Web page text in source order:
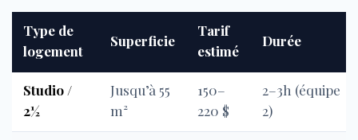
Type de
logement
Superficie
Tarif
estimé
Durée
Studio /
2½
Jusqu’à 55
m²
150–
220 $
2–3h (équipe
2)